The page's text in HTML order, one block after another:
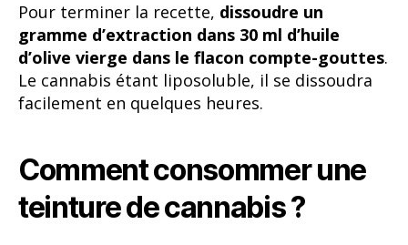
Pour terminer la recette, dissoudre un
gramme d’extraction dans 30 ml d’huile
d’olive vierge dans le flacon compte-gouttes.
Le cannabis étant liposoluble, il se dissoudra
facilement en quelques heures.
Comment consommer une
teinture de cannabis ?